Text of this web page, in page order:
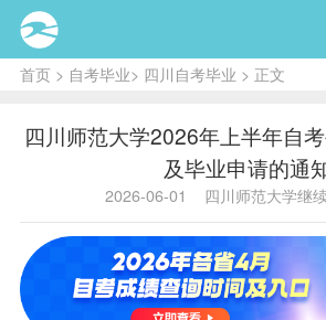
首页> 自考毕业> 四川自考毕业 > 正文
四川师范大学2026年上半年自
及毕业申请的通
2026-06-01 四川师范大学继